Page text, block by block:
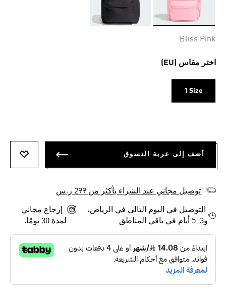
Bliss Pink
اختر مقاس (EU)
1 Size
أضف إلى عربة التسوق
توصيل مجاني عند الشراء بأكثر من 299 ر.س
التوصيل في اليوم التالي في الرياض،
و3–5 أيام في باقي المناطق
إرجاع مجاني
لمدة 30 يومًا.